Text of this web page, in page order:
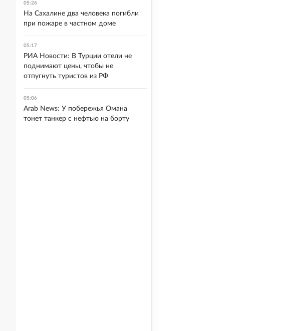
05:26
На Сахалине два человека погибли
при пожаре в частном доме
05:17
РИА Новости: В Турции отели не
поднимают цены, чтобы не
отпугнуть туристов из РФ
05:06
Arab News: У побережья Омана
тонет танкер с нефтью на борту